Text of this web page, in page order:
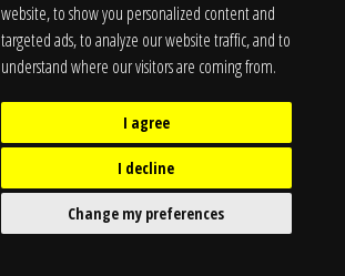
website, to show you personalized content and
targeted ads, to analyze our website traffic, and to
understand where our visitors are coming from.
I agree
I decline
Change my preferences